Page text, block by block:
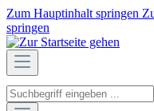
Zum Hauptinhalt springen
springen